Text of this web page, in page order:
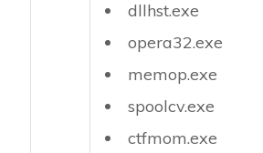
dllhst.exe
opera32.exe
memop.exe
spoolcv.exe
ctfmom.exe